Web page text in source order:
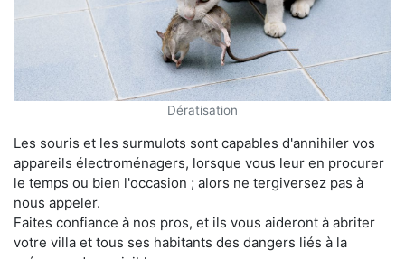
Dératisation
Les souris et les surmulots sont capables d'annihiler vos
appareils électroménagers, lorsque vous leur en procurer
le temps ou bien l'occasion ; alors ne tergiversez pas à
nous appeler.
Faites confiance à nos pros, et ils vous aideront à abriter
votre villa et tous ses habitants des dangers liés à la